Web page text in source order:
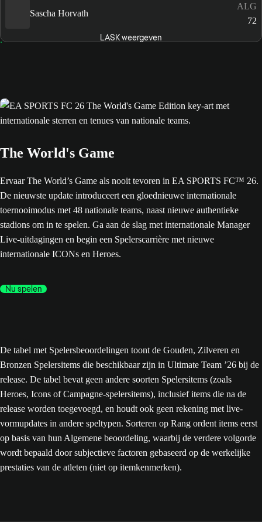
Sascha Horvath
ALG
72
LASK weergeven
The World's Game
Ervaar The World’s Game als nooit tevoren in EA SPORTS FC™ 26.
De nieuwste update introduceert een gloednieuwe internationale
toernooimodus met 48 nationale teams, naast nieuwe authentieke
stadions om in te spelen. Ga aan de slag met internationale Manager
Live-uitdagingen en begin een Spelerscarrière met nieuwe
internationale ICONs en Heroes.
Nu spelen
De tabel met Spelersbeoordelingen toont de Gouden, Zilveren en
Bronzen Spelersitems die beschikbaar zijn in Ultimate Team ’26 bij de
release. De tabel bevat geen andere soorten Spelersitems (zoals
Heroes, Icons of Campagne-spelersitems), inclusief items die na de
release worden toegevoegd, en houdt ook geen rekening met live-
vormupdates in andere speltypen. Sorteren op Rang ordent items eerst
op basis van hun Algemene beoordeling, waarbij de verdere volgorde
wordt bepaald door subjectieve factoren gebaseerd op de werkelijke
prestaties van de atleten (niet op itemkenmerken).